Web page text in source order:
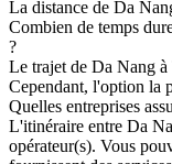
La distance de Da
Combien de temps
?
Le trajet de Da Nang
Cependant, l'option la
Quelles entreprises
L'itinéraire entre Da
opérateur(s). Vous